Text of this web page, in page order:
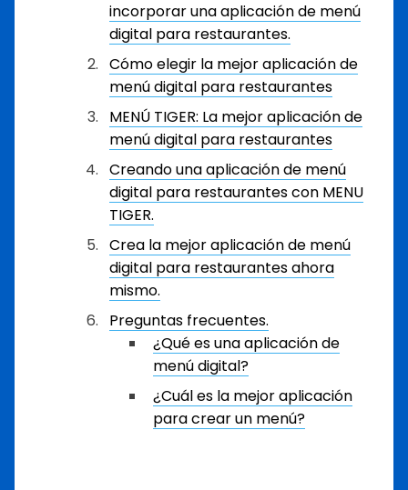
incorporar una aplicación de menú
digital para restaurantes.
Cómo elegir la mejor aplicación de
menú digital para restaurantes
MENÚ TIGER: La mejor aplicación de
menú digital para restaurantes
Creando una aplicación de menú
digital para restaurantes con MENU
TIGER.
Crea la mejor aplicación de menú
digital para restaurantes ahora
mismo.
Preguntas frecuentes.
¿Qué es una aplicación de
menú digital?
¿Cuál es la mejor aplicación
para crear un menú?